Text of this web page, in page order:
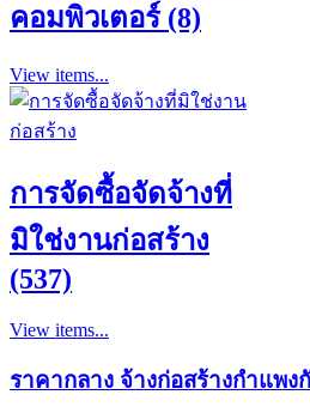
คอมพิวเตอร์ (8)
View items...
การจัดซื้อจัดจ้างที่
มิใช่งานก่อสร้าง
(537)
View items...
ราคากลาง จ้างก่อสร้างกำแพ